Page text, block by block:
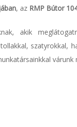
, az RMP Bútor
akik
szatyrokkal,
várunk